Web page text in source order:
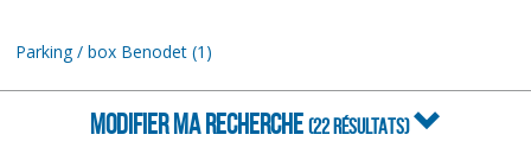
Parking / box Benodet (1)
MODIFIER MA RECHERCHE (22 RÉSULTATS)